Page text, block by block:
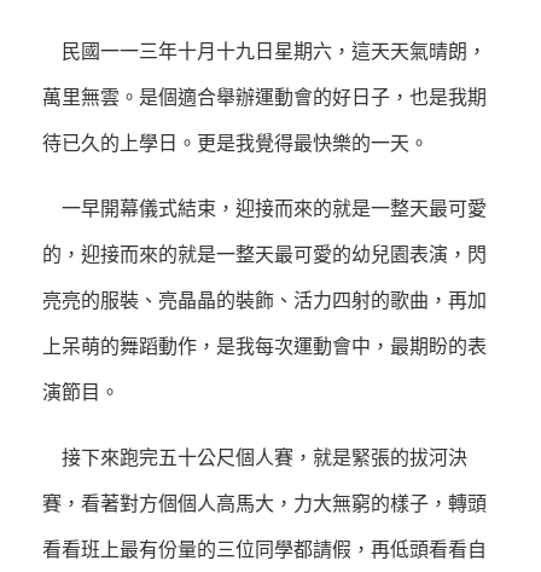
民國一一三年十月十九日星期六，這天天氣晴朗，
萬里無雲。是個適合舉辦運動會的好日子，也是我期
待已久的上學日。更是我覺得最快樂的一天。
一早開幕儀式結束，迎接而來的就是一整天最可愛
的，迎接而來的就是一整天最可愛的幼兒園表演，閃
亮亮的服裝、亮晶晶的裝飾、活力四射的歌曲，再加
上呆萌的舞蹈動作，是我每次運動會中，最期盼的表
演節目。
接下來跑完五十公尺個人賽，就是緊張的拔河決
賽，看著對方個個人高馬大，力大無窮的樣子，轉頭
看看班上最有份量的三位同學都請假，再低頭看看自